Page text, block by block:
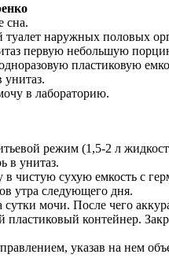
сна.
наружных половых
первую небольшую
пластиковую
в лабораторию.
режим (1,5-2 л
в унитаз.
в чистую сухую емкость с
утра следующего дня.
мочи. После чего
контейнер.
указав на нем